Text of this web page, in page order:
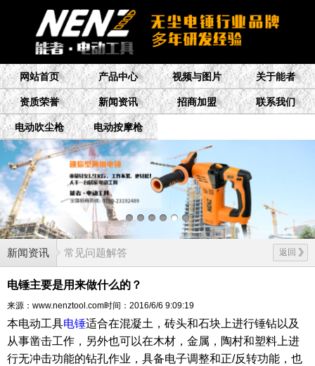
网站首页 产品中心 视频与图片 关于能者
资质荣誉 新闻资讯 招商加盟 联系我们
电动吹尘枪 电动按摩枪
新闻资讯 返回
常见问题解答
电锤主要是用来做什么的？
来源：www.nenztool.com时间：2016/6/6 9:09:19
本电动工具电锤适合在混凝土，砖头和石块上进行锤钻以及
从事凿击工作，另外也可以在木材，金属，陶村和塑料上进
行无冲击功能的钻孔作业，具备电子调整和正/反转功能，也